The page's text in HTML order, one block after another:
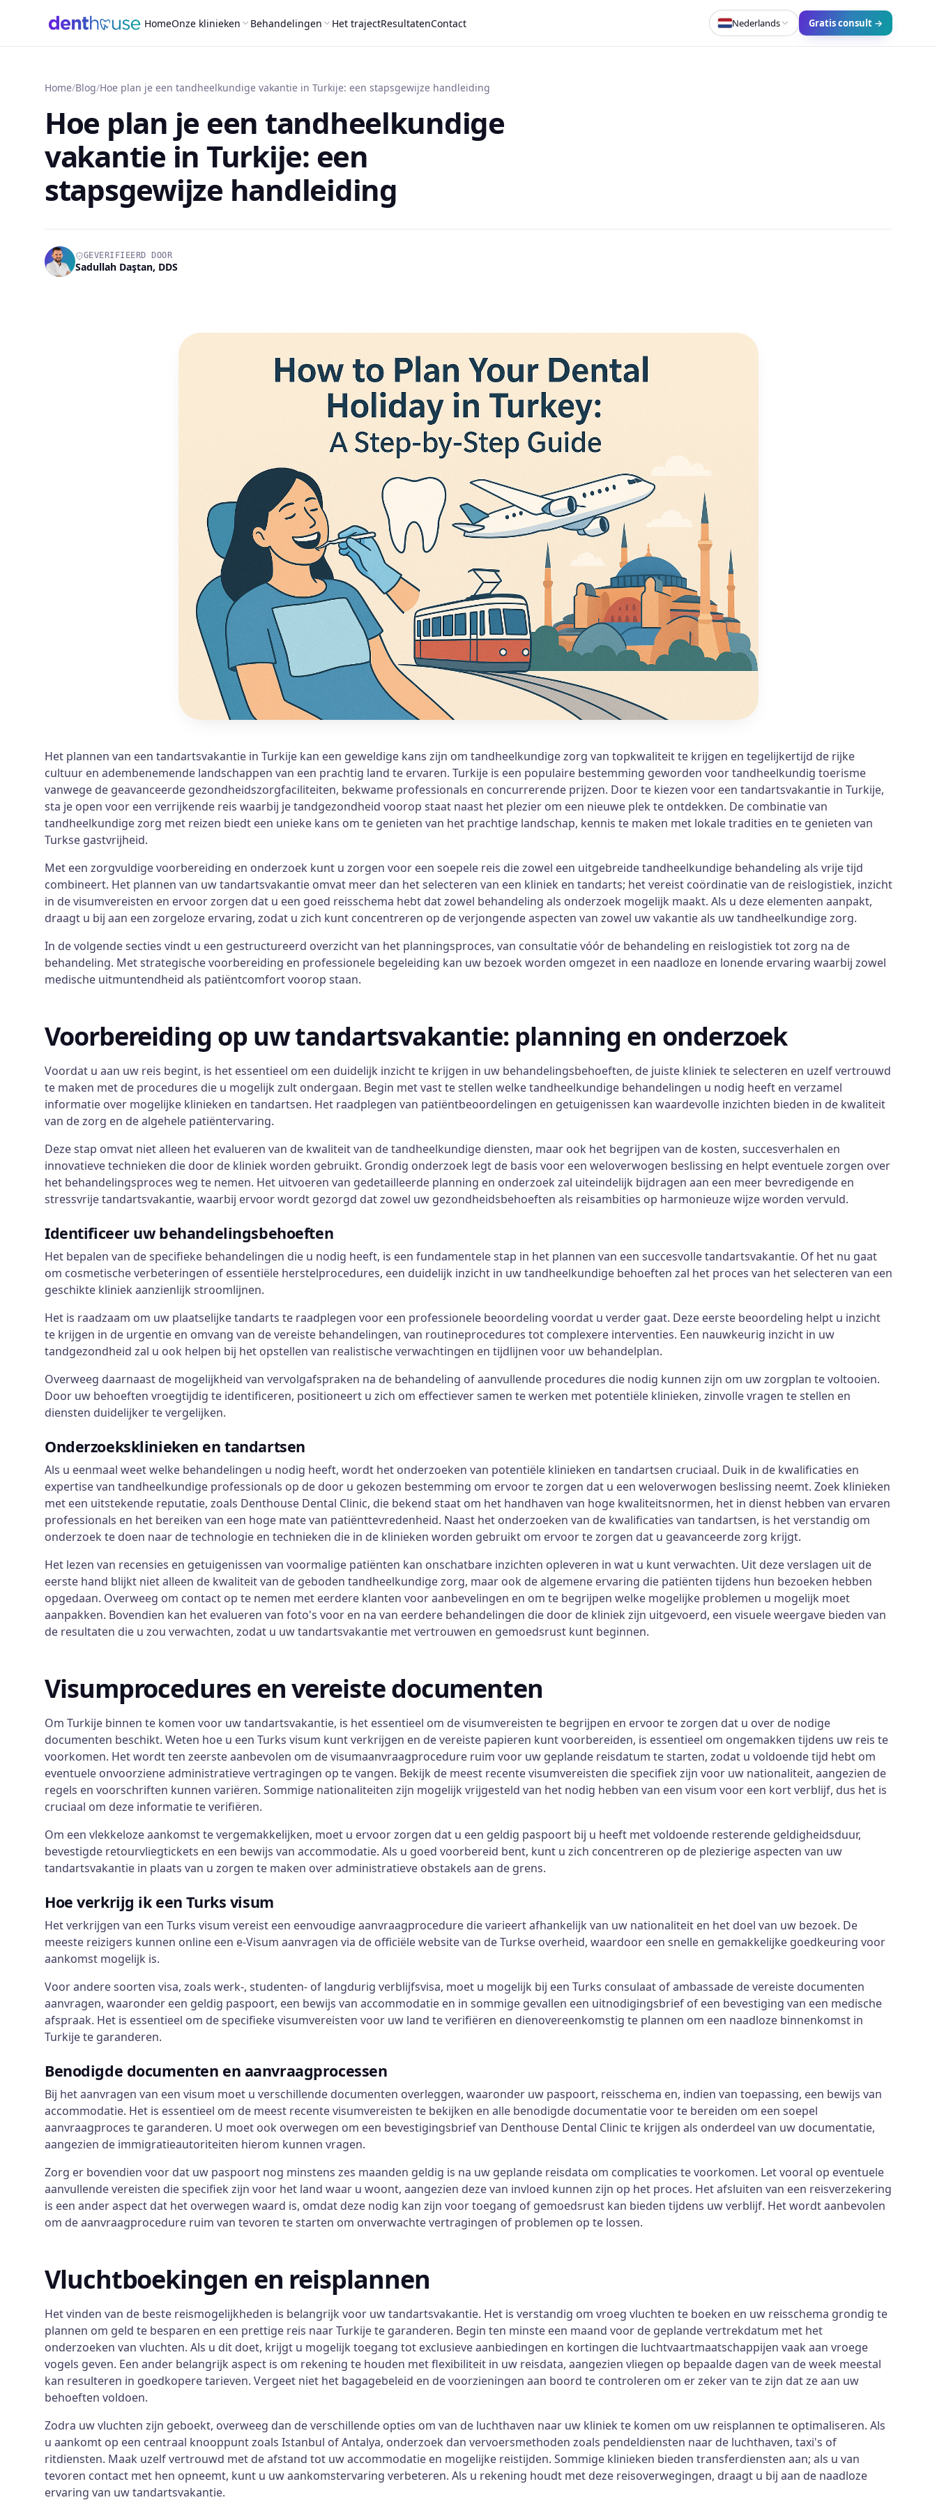
HomeOnze klinieken Behandelingen Het trajectResultatenContact Nederlands Gratis consult →
Home/Blog/Hoe plan je een tandheelkundige vakantie in Turkije: een stapsgewijze handleiding
Hoe plan je een tandheelkundige
vakantie in Turkije: een
stapsgewijze handleiding
GEVERIFIEERD DOOR
Sadullah Daştan, DDS
Het plannen van een tandartsvakantie in Turkije kan een geweldige kans zijn om tandheelkundige zorg van topkwaliteit te krijgen en tegelijkertijd de rijke
cultuur en adembenemende landschappen van een prachtig land te ervaren. Turkije is een populaire bestemming geworden voor tandheelkundig toerisme
vanwege de geavanceerde gezondheidszorgfaciliteiten, bekwame professionals en concurrerende prijzen. Door te kiezen voor een tandartsvakantie in Turkije,
sta je open voor een verrijkende reis waarbij je tandgezondheid voorop staat naast het plezier om een nieuwe plek te ontdekken. De combinatie van
tandheelkundige zorg met reizen biedt een unieke kans om te genieten van het prachtige landschap, kennis te maken met lokale tradities en te genieten van
Turkse gastvrijheid.
Met een zorgvuldige voorbereiding en onderzoek kunt u zorgen voor een soepele reis die zowel een uitgebreide tandheelkundige behandeling als vrije tijd
combineert. Het plannen van uw tandartsvakantie omvat meer dan het selecteren van een kliniek en tandarts; het vereist coördinatie van de reislogistiek, inzicht
in de visumvereisten en ervoor zorgen dat u een goed reisschema hebt dat zowel behandeling als onderzoek mogelijk maakt. Als u deze elementen aanpakt,
draagt u bij aan een zorgeloze ervaring, zodat u zich kunt concentreren op de verjongende aspecten van zowel uw vakantie als uw tandheelkundige zorg.
In de volgende secties vindt u een gestructureerd overzicht van het planningsproces, van consultatie vóór de behandeling en reislogistiek tot zorg na de
behandeling. Met strategische voorbereiding en professionele begeleiding kan uw bezoek worden omgezet in een naadloze en lonende ervaring waarbij zowel
medische uitmuntendheid als patiëntcomfort voorop staan.
Voorbereiding op uw tandartsvakantie: planning en onderzoek
Voordat u aan uw reis begint, is het essentieel om een duidelijk inzicht te krijgen in uw behandelingsbehoeften, de juiste kliniek te selecteren en uzelf vertrouwd
te maken met de procedures die u mogelijk zult ondergaan. Begin met vast te stellen welke tandheelkundige behandelingen u nodig heeft en verzamel
informatie over mogelijke klinieken en tandartsen. Het raadplegen van patiëntbeoordelingen en getuigenissen kan waardevolle inzichten bieden in de kwaliteit
van de zorg en de algehele patiëntervaring.
Deze stap omvat niet alleen het evalueren van de kwaliteit van de tandheelkundige diensten, maar ook het begrijpen van de kosten, succesverhalen en
innovatieve technieken die door de kliniek worden gebruikt. Grondig onderzoek legt de basis voor een weloverwogen beslissing en helpt eventuele zorgen over
het behandelingsproces weg te nemen. Het uitvoeren van gedetailleerde planning en onderzoek zal uiteindelijk bijdragen aan een meer bevredigende en
stressvrije tandartsvakantie, waarbij ervoor wordt gezorgd dat zowel uw gezondheidsbehoeften als reisambities op harmonieuze wijze worden vervuld.
Identificeer uw behandelingsbehoeften
Het bepalen van de specifieke behandelingen die u nodig heeft, is een fundamentele stap in het plannen van een succesvolle tandartsvakantie. Of het nu gaat
om cosmetische verbeteringen of essentiële herstelprocedures, een duidelijk inzicht in uw tandheelkundige behoeften zal het proces van het selecteren van een
geschikte kliniek aanzienlijk stroomlijnen.
Het is raadzaam om uw plaatselijke tandarts te raadplegen voor een professionele beoordeling voordat u verder gaat. Deze eerste beoordeling helpt u inzicht
te krijgen in de urgentie en omvang van de vereiste behandelingen, van routineprocedures tot complexere interventies. Een nauwkeurig inzicht in uw
tandgezondheid zal u ook helpen bij het opstellen van realistische verwachtingen en tijdlijnen voor uw behandelplan.
Overweeg daarnaast de mogelijkheid van vervolgafspraken na de behandeling of aanvullende procedures die nodig kunnen zijn om uw zorgplan te voltooien.
Door uw behoeften vroegtijdig te identificeren, positioneert u zich om effectiever samen te werken met potentiële klinieken, zinvolle vragen te stellen en
diensten duidelijker te vergelijken.
Onderzoeksklinieken en tandartsen
Als u eenmaal weet welke behandelingen u nodig heeft, wordt het onderzoeken van potentiële klinieken en tandartsen cruciaal. Duik in de kwalificaties en
expertise van tandheelkundige professionals op de door u gekozen bestemming om ervoor te zorgen dat u een weloverwogen beslissing neemt. Zoek klinieken
met een uitstekende reputatie, zoals Denthouse Dental Clinic, die bekend staat om het handhaven van hoge kwaliteitsnormen, het in dienst hebben van ervaren
professionals en het bereiken van een hoge mate van patiënttevredenheid. Naast het onderzoeken van de kwalificaties van tandartsen, is het verstandig om
onderzoek te doen naar de technologie en technieken die in de klinieken worden gebruikt om ervoor te zorgen dat u geavanceerde zorg krijgt.
Het lezen van recensies en getuigenissen van voormalige patiënten kan onschatbare inzichten opleveren in wat u kunt verwachten. Uit deze verslagen uit de
eerste hand blijkt niet alleen de kwaliteit van de geboden tandheelkundige zorg, maar ook de algemene ervaring die patiënten tijdens hun bezoeken hebben
opgedaan. Overweeg om contact op te nemen met eerdere klanten voor aanbevelingen en om te begrijpen welke mogelijke problemen u mogelijk moet
aanpakken. Bovendien kan het evalueren van foto's voor en na van eerdere behandelingen die door de kliniek zijn uitgevoerd, een visuele weergave bieden van
de resultaten die u zou verwachten, zodat u uw tandartsvakantie met vertrouwen en gemoedsrust kunt beginnen.
Visumprocedures en vereiste documenten
Om Turkije binnen te komen voor uw tandartsvakantie, is het essentieel om de visumvereisten te begrijpen en ervoor te zorgen dat u over de nodige
documenten beschikt. Weten hoe u een Turks visum kunt verkrijgen en de vereiste papieren kunt voorbereiden, is essentieel om ongemakken tijdens uw reis te
voorkomen. Het wordt ten zeerste aanbevolen om de visumaanvraagprocedure ruim voor uw geplande reisdatum te starten, zodat u voldoende tijd hebt om
eventuele onvoorziene administratieve vertragingen op te vangen. Bekijk de meest recente visumvereisten die specifiek zijn voor uw nationaliteit, aangezien de
regels en voorschriften kunnen variëren. Sommige nationaliteiten zijn mogelijk vrijgesteld van het nodig hebben van een visum voor een kort verblijf, dus het is
cruciaal om deze informatie te verifiëren.
Om een vlekkeloze aankomst te vergemakkelijken, moet u ervoor zorgen dat u een geldig paspoort bij u heeft met voldoende resterende geldigheidsduur,
bevestigde retourvliegtickets en een bewijs van accommodatie. Als u goed voorbereid bent, kunt u zich concentreren op de plezierige aspecten van uw
tandartsvakantie in plaats van u zorgen te maken over administratieve obstakels aan de grens.
Hoe verkrijg ik een Turks visum
Het verkrijgen van een Turks visum vereist een eenvoudige aanvraagprocedure die varieert afhankelijk van uw nationaliteit en het doel van uw bezoek. De
meeste reizigers kunnen online een e-Visum aanvragen via de officiële website van de Turkse overheid, waardoor een snelle en gemakkelijke goedkeuring voor
aankomst mogelijk is.
Voor andere soorten visa, zoals werk-, studenten- of langdurig verblijfsvisa, moet u mogelijk bij een Turks consulaat of ambassade de vereiste documenten
aanvragen, waaronder een geldig paspoort, een bewijs van accommodatie en in sommige gevallen een uitnodigingsbrief of een bevestiging van een medische
afspraak. Het is essentieel om de specifieke visumvereisten voor uw land te verifiëren en dienovereenkomstig te plannen om een naadloze binnenkomst in
Turkije te garanderen.
Benodigde documenten en aanvraagprocessen
Bij het aanvragen van een visum moet u verschillende documenten overleggen, waaronder uw paspoort, reisschema en, indien van toepassing, een bewijs van
accommodatie. Het is essentieel om de meest recente visumvereisten te bekijken en alle benodigde documentatie voor te bereiden om een soepel
aanvraagproces te garanderen. U moet ook overwegen om een bevestigingsbrief van Denthouse Dental Clinic te krijgen als onderdeel van uw documentatie,
aangezien de immigratieautoriteiten hierom kunnen vragen.
Zorg er bovendien voor dat uw paspoort nog minstens zes maanden geldig is na uw geplande reisdata om complicaties te voorkomen. Let vooral op eventuele
aanvullende vereisten die specifiek zijn voor het land waar u woont, aangezien deze van invloed kunnen zijn op het proces. Het afsluiten van een reisverzekering
is een ander aspect dat het overwegen waard is, omdat deze nodig kan zijn voor toegang of gemoedsrust kan bieden tijdens uw verblijf. Het wordt aanbevolen
om de aanvraagprocedure ruim van tevoren te starten om onverwachte vertragingen of problemen op te lossen.
Vluchtboekingen en reisplannen
Het vinden van de beste reismogelijkheden is belangrijk voor uw tandartsvakantie. Het is verstandig om vroeg vluchten te boeken en uw reisschema grondig te
plannen om geld te besparen en een prettige reis naar Turkije te garanderen. Begin ten minste een maand voor de geplande vertrekdatum met het
onderzoeken van vluchten. Als u dit doet, krijgt u mogelijk toegang tot exclusieve aanbiedingen en kortingen die luchtvaartmaatschappijen vaak aan vroege
vogels geven. Een ander belangrijk aspect is om rekening te houden met flexibiliteit in uw reisdata, aangezien vliegen op bepaalde dagen van de week meestal
kan resulteren in goedkopere tarieven. Vergeet niet het bagagebeleid en de voorzieningen aan boord te controleren om er zeker van te zijn dat ze aan uw
behoeften voldoen.
Zodra uw vluchten zijn geboekt, overweeg dan de verschillende opties om van de luchthaven naar uw kliniek te komen om uw reisplannen te optimaliseren. Als
u aankomt op een centraal knooppunt zoals Istanbul of Antalya, onderzoek dan vervoersmethoden zoals pendeldiensten naar de luchthaven, taxi's of
ritdiensten. Maak uzelf vertrouwd met de afstand tot uw accommodatie en mogelijke reistijden. Sommige klinieken bieden transferdiensten aan; als u van
tevoren contact met hen opneemt, kunt u uw aankomstervaring verbeteren. Als u rekening houdt met deze reisoverwegingen, draagt u bij aan de naadloze
ervaring van uw tandartsvakantie.